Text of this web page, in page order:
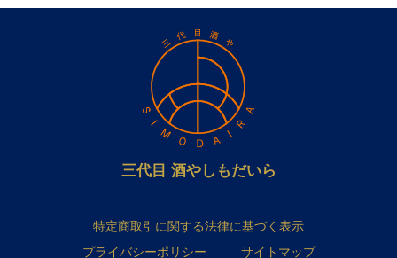
三代目 酒やしもだいら
特定商取引に関する法律に基づく表示
プライバシーポリシー
サイトマップ